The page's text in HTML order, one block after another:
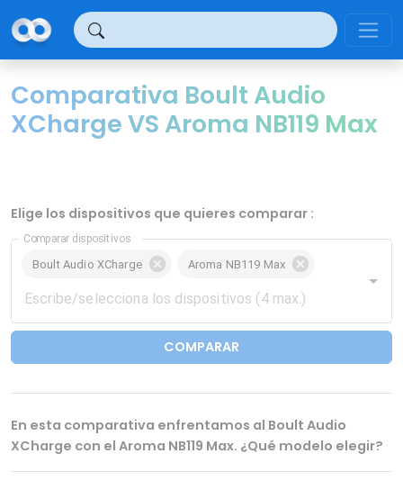
Comparativa Boult Audio
XCharge VS Aroma NB119 Max
Elige los dispositivos que quieres comparar :
Comparar dispositivos
Boult Audio XCharge Aroma NB119 Max
COMPARAR
En esta comparativa enfrentamos al Boult Audio
XCharge con el Aroma NB119 Max. ¿Qué modelo elegir?
Panel de gestión de cookies